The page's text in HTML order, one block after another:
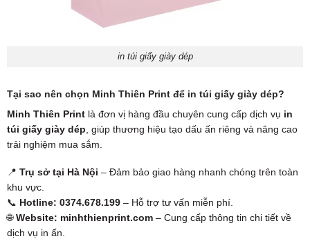
in túi giấy giày dép
Tại sao nên chọn Minh Thiên Print để in túi giấy giày dép?
Minh Thiên Printlà đơn vị hàng đầu chuyên cung cấp dịch vụ in
túi giấy giày dép , giúp thương hiệu tạo dấu ấn riêng và nâng cao
trải nghiệm mua sắm.
📍 Trụ sở tại Hà Nội – Đảm bảo giao hàng nhanh chóng trên toàn
khu vực.
📞 Hotline: 0374.678.199– Hỗ trợ tư vấn miễn phí.
🌐Website: minhthienprint.com– Cung cấp thông tin chi tiết về
dịch vụ in ấn.